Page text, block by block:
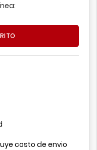
costo de envio